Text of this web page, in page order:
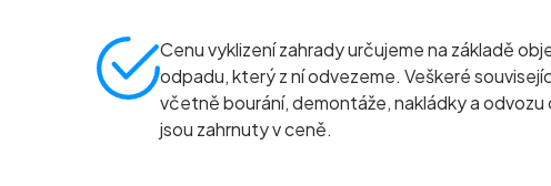
Cenu vyklizení zahrady určujeme na základě
odpadu, který z ní odvezeme. Veškeré
včetně bourání, demontáže, nakládky a odvozu
jsou zahrnuty v ceně.